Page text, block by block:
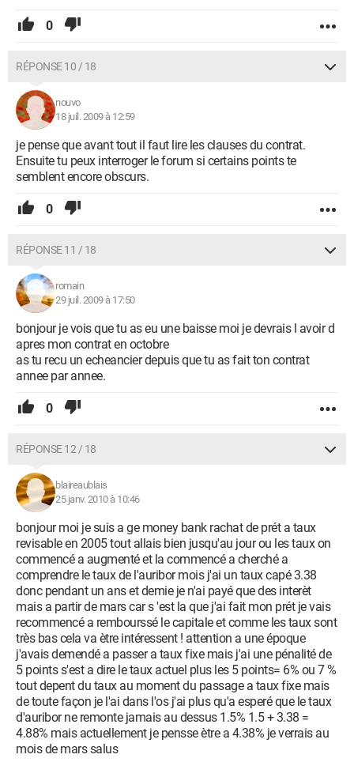
0
RÉPONSE 10 / 18
nouvo
18 juil. 2009 à 12:59
je pense que avant tout il faut lire les clauses du contrat.
Ensuite tu peux interroger le forum si certains points te
semblent encore obscurs.
0
RÉPONSE 11 / 18
romain
29 juil. 2009 à 17:50
bonjour je vois que tu as eu une baisse moi je devrais l avoir d
apres mon contrat en octobre
as tu recu un echeancier depuis que tu as fait ton contrat
annee par annee.
0
RÉPONSE 12 / 18
blaireaublais
25 janv. 2010 à 10:46
bonjour moi je suis a ge money bank rachat de prét a taux
revisable en 2005 tout allais bien jusqu'au jour ou les taux on
commencé a augmenté et la commencé a cherché a
comprendre le taux de l'auribor mois j'ai un taux capé 3.38
donc pendant un ans et demie je n'ai payé que des interèt
mais a partir de mars car s 'est la que j'ai fait mon prét je vais
recommencé a rembourssé le capitale et comme les taux sont
très bas cela va ètre intéressent ! attention a une époque
j'avais demendé a passer a taux fixe mais j'ai une pénalité de
5 points s'est a dire le taux actuel plus les 5 points= 6% ou 7 %
tout depent du taux au moment du passage a taux fixe mais
de toute façon je l'ai dans l'os j'ai plus qu'a esperé que le taux
d'auribor ne remonte jamais au dessus 1.5% 1.5 + 3.38 =
4.88% mais actuellement je pensse ètre a 4.38% je verrais au
mois de mars salus